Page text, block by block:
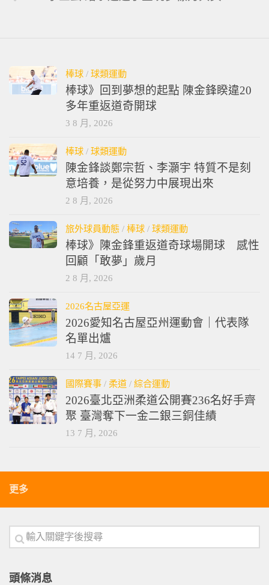
棒球 / 球類運動
棒球》回到夢想的起點 陳金鋒睽違20
多年重返道奇開球
3 8 月, 2026
棒球 / 球類運動
陳金鋒談鄭宗哲、李灝宇 特質不是刻
意培養，是從努力中展現出來
2 8 月, 2026
旅外球員動態 / 棒球 / 球類運動
棒球》陳金鋒重返道奇球場開球 感性
回顧「敢夢」歲月
2 8 月, 2026
2026名古屋亞運
2026愛知名古屋亞州運動會｜代表隊
名單出爐
14 7 月, 2026
國際賽事 / 柔道 / 綜合運動
2026臺北亞洲柔道公開賽236名好手齊
聚 臺灣奪下一金二銀三銅佳績
13 7 月, 2026
更多
頭條消息